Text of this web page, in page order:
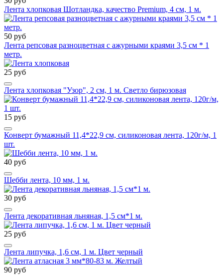
Лента хлопковая Шотландка, качество Premium, 4 см, 1 м.
50 руб
Лента репсовая разноцветная с ажурными краями 3,5 см * 1
метр.
25 руб
Лента хлопковая "Узор", 2 см, 1 м. Светло бирюзовая
15 руб
Конверт бумажный 11,4*22,9 см, силиконовая лента, 120г/м, 1
шт.
40 руб
Шебби лента, 10 мм, 1 м.
30 руб
Лента декоративная льняная, 1,5 см*1 м.
25 руб
Лента липучка, 1,6 см, 1 м. Цвет черный
90 руб